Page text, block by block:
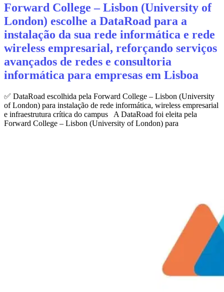
Forward College – Lisbon (University of
London) escolhe a DataRoad para a
instalação da sua rede informática e rede
wireless empresarial, reforçando serviços
avançados de redes e consultoria
informática para empresas em Lisboa
✅ DataRoad escolhida pela Forward College – Lisbon (University
of London) para instalação de rede informática, wireless empresarial
e infraestrutura crítica do campus A DataRoad foi eleita pela
Forward College – Lisbon (University of London) para